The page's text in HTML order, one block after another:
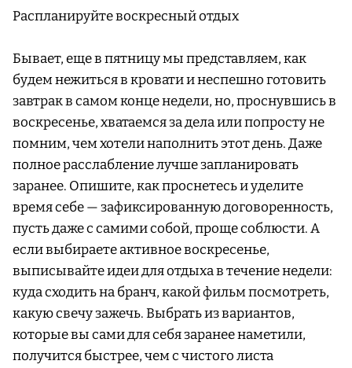
Распланируйте воскресный отдых
Бывает, еще в пятницу мы представляем, как
будем нежиться в кровати и неспешно готовить
завтрак в самом конце недели, но, проснувшись в
воскресенье, хватаемся за дела или попросту не
помним, чем хотели наполнить этот день. Даже
полное расслабление лучше запланировать
заранее. Опишите, как проснетесь и уделите
время себе — зафиксированную договоренность,
пусть даже с самими собой, проще соблюсти. А
если выбираете активное воскресенье,
выписывайте идеи для отдыха в течение недели:
куда сходить на бранч, какой фильм посмотреть,
какую свечу зажечь. Выбрать из вариантов,
которые вы сами для себя заранее наметили,
получится быстрее, чем с чистого листа